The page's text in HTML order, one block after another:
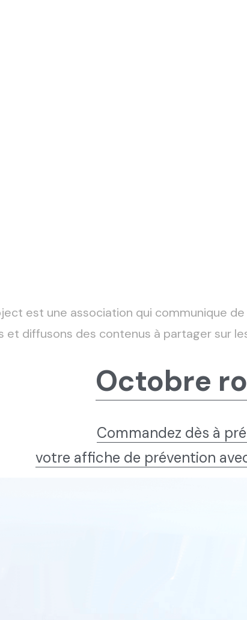
est une association qui communique
et diffusons des contenus à partager sur
Octobre
Commandez dès à
votre affiche de prévention